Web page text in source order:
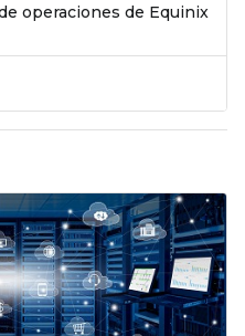
operaciones de Equinix